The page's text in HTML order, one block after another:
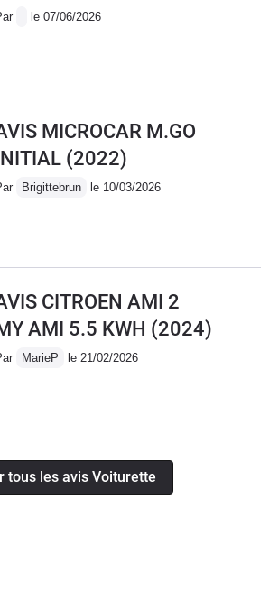
le 07/06/2026
MICROCAR M.GO
(2022)
Brigittebrun le 10/03/2026
CITROEN AMI 2
AMI 5.5 KWH (2024)
MarieP le 21/02/2026
tous les avis Voiturette